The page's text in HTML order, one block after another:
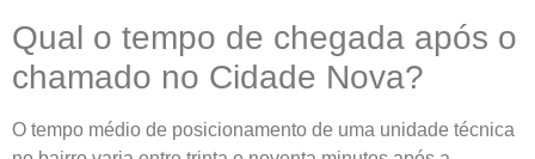
Qual o tempo de chegada após o
chamado no Cidade Nova?
O tempo médio de posicionamento de uma unidade técnica